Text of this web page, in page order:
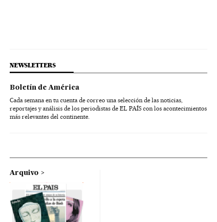
NEWSLETTERS
Boletín de América
Cada semana en tu cuenta de correo una selección de las noticias,
reportajes y análisis de los periodistas de EL PAÍS con los acontecimientos
más relevantes del continente.
Arquivo